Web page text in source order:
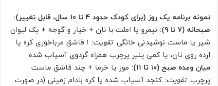
نمونه برنامه یک روز (برای کودک حدود ۴ تا ۱۰ سال، قابل تغییر):
صبحانه (۷ تا ۹):
نیمرو یا املت با نان + خیار و گوجه + یک لیوان
شیر یا ماست نوشیدنی خانگی.تقویت:
۱ قاشق مرباخوری کره یا
ارده روی نان، یا کمی پنیر پرچرب همراه گردوی آسیاب شده.
میان وعده صبح (۱۰ تا ۱۱):
موز یا خرما + چند قاشق ماست
پرچرب.تقویت: کنجد آسیاب شده یا کره بادام زمینی (در صورت